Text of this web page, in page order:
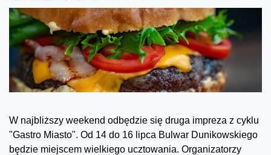
W najbliższy weekend odbędzie się druga impreza z cyklu
"Gastro Miasto". Od 14 do 16 lipca Bulwar Dunikowskiego
będzie miejscem wielkiego ucztowania. Organizatorzy